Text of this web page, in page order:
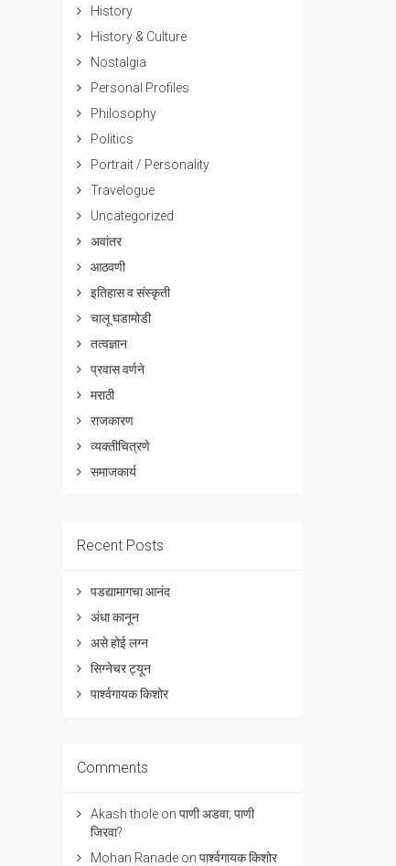
History
History & Culture
Nostalgia
Personal Profiles
Philosophy
Politics
Portrait / Personality
Travelogue
Uncategorized
अवांतर
आठवणी
इतिहास व संस्कृती
चालू घडामोडी
तत्वज्ञान
प्रवास वर्णने
मराठी
राजकारण
व्यक्तीचित्रणे
समाजकार्य
Recent Posts
पडद्यामागचा आनंद
अंधा कानून
असे होई लग्न
सिग्नेचर ट्यून
पार्श्वगायक किशोर
Comments
Akash tholeon पाणी अडवा; पाणी
जिरवा?
Mohan Ranadeon पार्श्वगायक किशोर